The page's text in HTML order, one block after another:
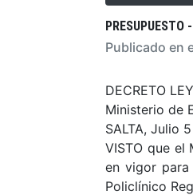
PRESUPUESTO
Publicado en
DECRETO
Ministerio de
SALTA, Julio
VISTO que el
en vigor
Policlínico